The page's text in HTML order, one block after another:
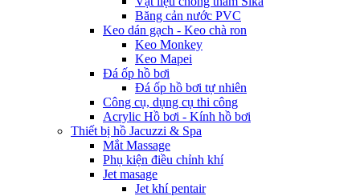
Băng cản nước PVC
Keo dán gạch - Keo chà ron
Keo Monkey
Keo Mapei
Đá ốp hồ bơi
Đá ốp hồ bơi tự nhiên
Công cụ, dụng cụ thi công
Acrylic Hồ bơi - Kính hồ bơi
Thiết bị hồ Jacuzzi & Spa
Mắt Massage
Phụ kiện điều chỉnh khí
Jet masage
Jet khí pentair